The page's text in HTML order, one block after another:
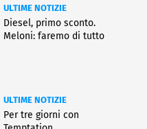
ULTIME NOTIZIE
Diesel, primo sconto.
Meloni: faremo di tutto
ULTIME NOTIZIE
Per tre giorni con